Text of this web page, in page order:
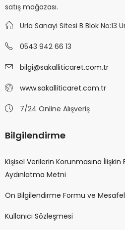
satış mağazası.
Urla Sanayi Sitesi B Blok No:13
0543 942 66 13
bilgi@sakalliticaret.com.tr
www.sakalliticaret.com.tr
7/24 Online Alışveriş
Bilgilendirme
Kişisel Verilerin Korunmasına
Aydınlatma Metni
Ön Bilgilendirme Formu ve
Kullanıcı Sözleşmesi